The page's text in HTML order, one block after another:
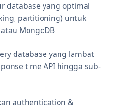
database yang optimal
partitioning) untuk
atau MongoDB
database yang lambat
time API hingga sub-
authentication &